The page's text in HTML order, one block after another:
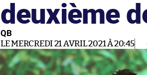
deuxième
QB
LE MERCREDI 21 AVRIL 2021 À 20:45